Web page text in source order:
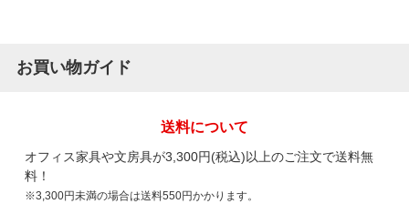
お買い物ガイド
送料について
オフィス家具や文房具が3,300円(税込)以上のご注文で送料無
料！
※3,300円未満の場合は送料550円かかります。